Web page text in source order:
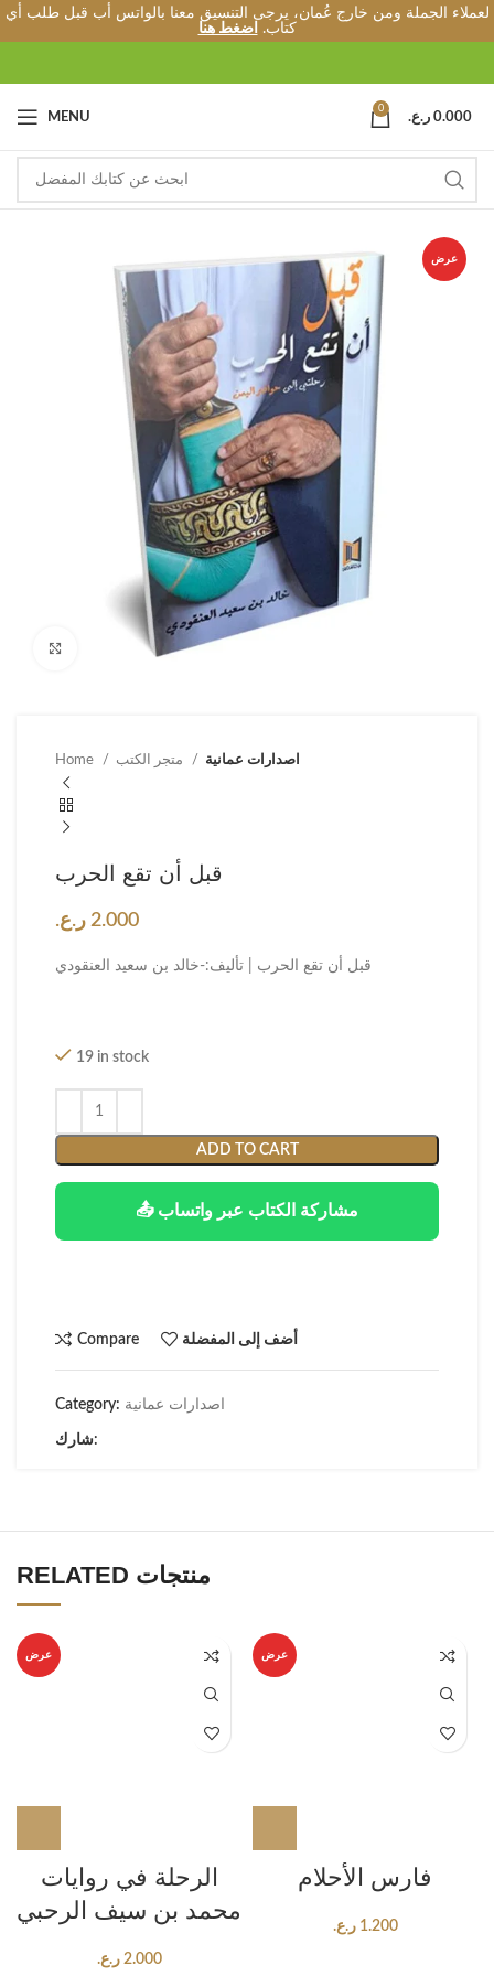
لعملاء الجملة ومن خارج عُمان، يرجى التنسيق معنا بالواتس أب قبل طلب أي
كتاب.
اضغط هنا
MENU
0
0.000 ر.ع.
عرض
Click to enlarge
Home اصدارات عمانية
قبل أن تقع الحرب
2.000 ر.ع.
قبل أن تقع الحرب | تأليف:-خالد بن سعيد العنقودي
19 in stock
ADD TO CART
📤 مشاركة الكتاب عبر واتساب
Compare أضف إلى المفضلة
Category: اصدارات عمانية
شارك:
RELATED منتجات
عرض
الرحلة في روايات
محمد بن سيف الرحبي
2.000 ر.ع.
عرض
فارس الأحلام
1.200 ر.ع.